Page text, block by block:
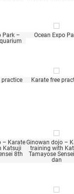
Park –
Ocean Expo
practice Karate free
– Karate
Katsuji
8th
Ginowan dojo –
training with
Tamayose
dan